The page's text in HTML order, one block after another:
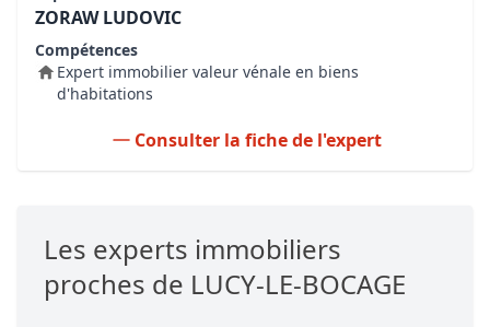
ZORAW LUDOVIC
Compétences
Expert immobilier valeur vénale en biens
d'habitations
Consulter la fiche de l'expert
Les experts immobiliers
proches de LUCY-LE-BOCAGE